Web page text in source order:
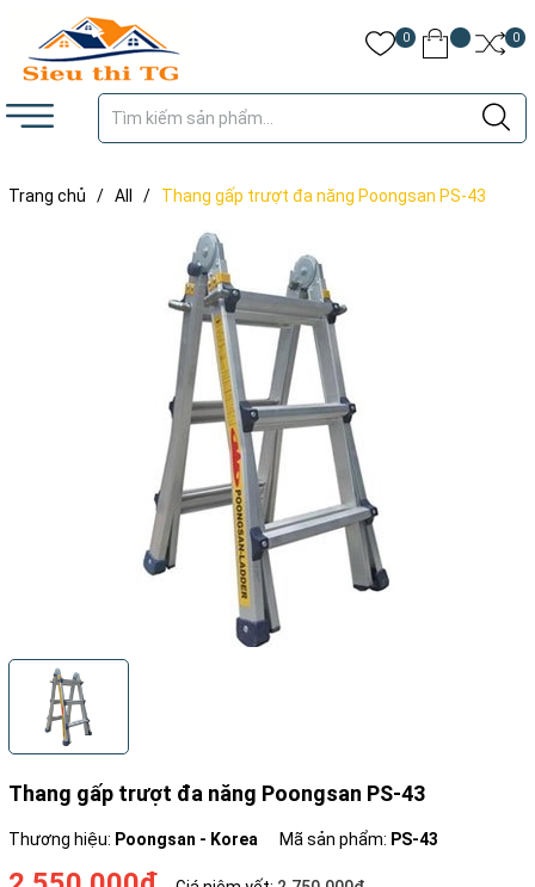
0 0
Trang chủ / All / Thang gấp trượt đa năng Poongsan PS-43
Thang gấp trượt đa năng Poongsan PS-43
Thương hiệu: Poongsan - Korea Mã sản phẩm: PS-43